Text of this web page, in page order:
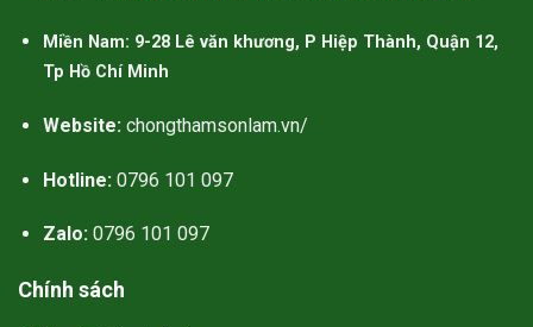
貝麗不適合我。
Miền Nam: 9-28 Lê văn khương, P Hiệp Thành, Quận 12,
Tp Hồ Chí Minh
Website:chongthamsonlam.vn/
Hotline: 0796 101 097
Zalo:0796 101 097
Chính sách